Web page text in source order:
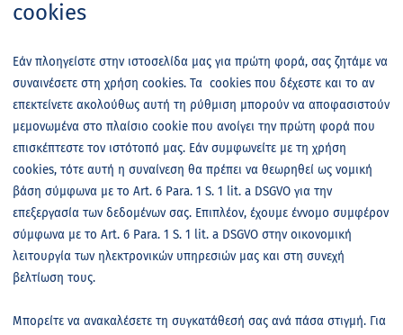
cookies
Εάν πλοηγείστε στην ιστοσελίδα μας για πρώτη φορά, σας ζητάμε να
συναινέσετε στη χρήση cookies. Τα cookies που δέχεστε και το αν
επεκτείνετε ακολούθως αυτή τη ρύθμιση μπορούν να αποφασιστούν
μεμονωμένα στο πλαίσιο cookie που ανοίγει την πρώτη φορά που
επισκέπτεστε τον ιστότοπό μας. Εάν συμφωνείτε με τη χρήση
cookies, τότε αυτή η συναίνεση θα πρέπει να θεωρηθεί ως νομική
βάση σύμφωνα με το Art. 6 Para. 1 S. 1 lit. a DSGVO για την
επεξεργασία των δεδομένων σας. Επιπλέον, έχουμε έννομο συμφέρον
σύμφωνα με το Art. 6 Para. 1 S. 1 lit. a DSGVO στην οικονομική
λειτουργία των ηλεκτρονικών υπηρεσιών μας και στη συνεχή
βελτίωση τους.
Μπορείτε να ανακαλέσετε τη συγκατάθεσή σας ανά πάσα στιγμή. Για